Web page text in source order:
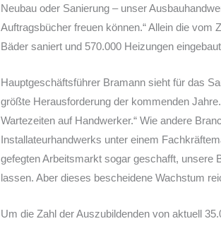
Neubau oder Sanierung – unser
Auftragsbücher freuen können.“ Allein die vom
Bäder saniert und 570.000 Heizungen
Hauptgeschäftsführer Bramann sieht für das
größte Herausforderung der kommenden
Wartezeiten auf Handwerker.“ Wie andere
Installateurhandwerks unter einem
gefegten Arbeitsmarkt sogar geschafft, unsere
lassen. Aber dieses bescheidene Wachstum
Um die Zahl der Auszubildenden von aktuell